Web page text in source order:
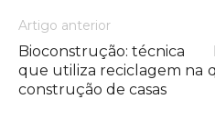
Artigo anterior
Bioconstrução: técnica
que utiliza reciclagem na
construção de casas